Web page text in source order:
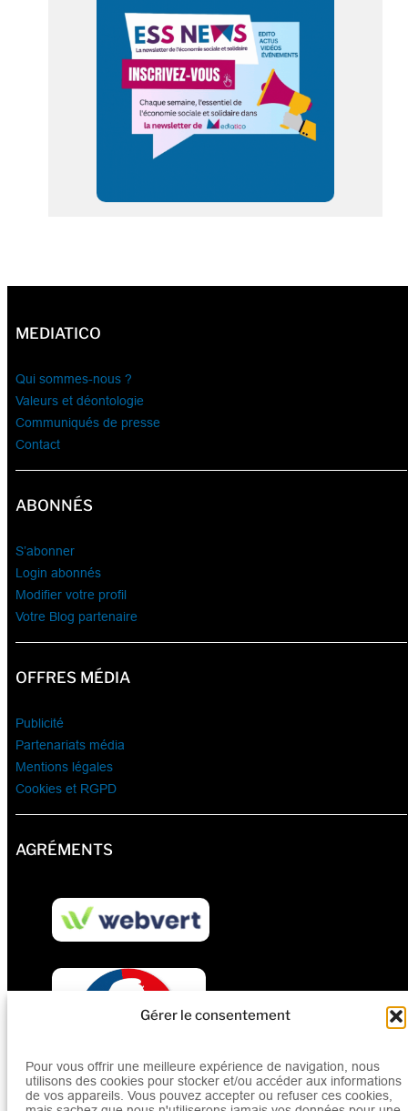
Gérer le consentement
Pour vous offrir une meilleure expérience de navigation, nous
utilisons des cookies pour stocker et/ou accéder aux informations
de vos appareils. Vous pouvez accepter ou refuser ces cookies,
MEDIATICO
Qui sommes-nous ?
Valeurs et déontologie
Communiqués de presse
Contact
ABONNÉS
S’abonner
Login abonnés
Modifier votre profil
Votre Blog partenaire
OFFRES MÉDIA
Publicité
Partenariats média
Mentions légales
Cookies et RGPD
AGRÉMENTS